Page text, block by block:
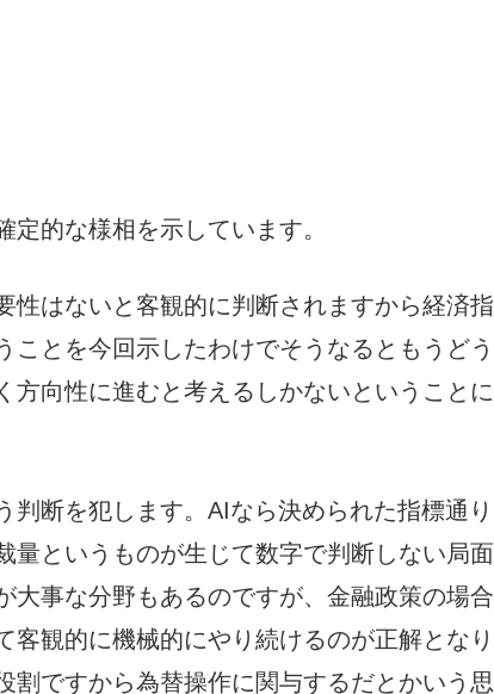
的な様相を示しています。
性はないと客観的に判断されますから経済指
とを今回示したわけでそうなるともうどう
方向性に進むと考えるしかないということに
断を犯します。AIなら決められた指標通り
量というものが生じて数字で判断しない局面
大事な分野もあるのですが、金融政策の場合
観的に機械的にやり続けるのが正解となり
割ですから為替操作に関与するだとかいう思